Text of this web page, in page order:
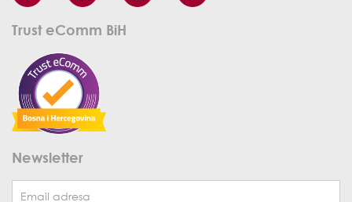
Trust eComm BiH
Newsletter